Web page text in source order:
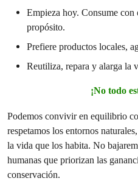
Empieza hoy. Consume
propósito.
Prefiere productos locales,
Reutiliza, repara y alarga la
¡No todo
Podemos convivir en equilibrio
respetamos los entornos
la vida que los habita. No
humanas que priorizan las
conservación.